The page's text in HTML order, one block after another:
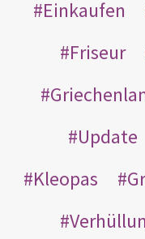
Einkaufen
Friseur
Update
Kleopas